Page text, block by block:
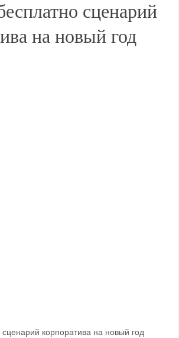
сценарий
на новый год
сценарий корпоратива на новый год